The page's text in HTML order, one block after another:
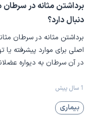
ادرار از کلیه به مثانه را
برداشتن مثانه در سرطان
دنبال دارد؟
برداشتن مثانه در سرطان
اصلی برای موارد پیشرفته
در آن سرطان به دیواره
1 سال پیش
بیماری